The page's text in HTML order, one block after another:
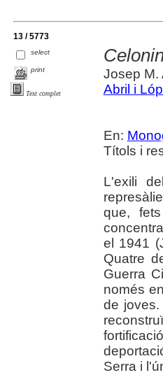
13 / 5773
select
print
Text complet
Josep M.
Abril i
En:
Títols i
L'exili
que,
el 1941
Quatre
Guerra
només
de
Serra i